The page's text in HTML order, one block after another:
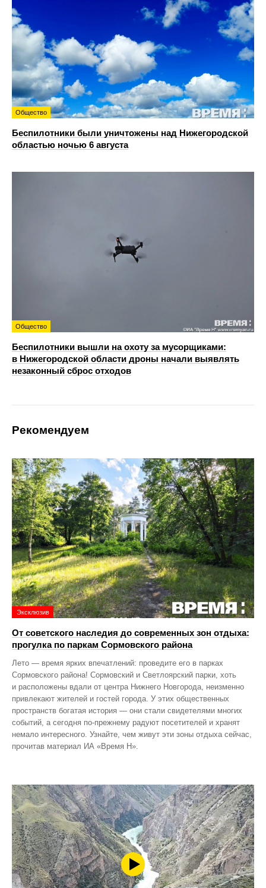
Общество
Беспилотники были уничтожены над Нижегородской
областью ночью 6 августа
Общество
Беспилотники вышли на охоту за мусорщиками:
в Нижегородской области дроны начали выявлять
незаконный сброс отходов
Рекомендуем
Эксклюзив
От советского наследия до современных зон отдыха:
прогулка по паркам Сормовского района
Лето — время ярких впечатлений: проведите его в парках
Сормовского района! Сормовский и Светлоярский парки, хоть
и расположены вдали от центра Нижнего Новгорода, неизменно
привлекают жителей и гостей города. У этих общественных
пространств богатая история — они стали свидетелями многих
событий, а сегодня по‑прежнему радуют посетителей и хранят
немало интересного. Узнайте, чем живут эти зоны отдыха сейчас,
прочитав материал ИА «Время Н».